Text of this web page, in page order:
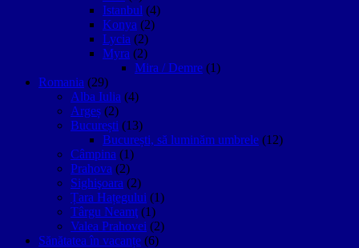
Istanbul (4)
Konya (2)
Lycia (2)
Myra (2)
Mira / Demre (1)
Romania (29)
Alba Iulia (4)
Argeș (2)
București (13)
București, să luminăm umbrele (12)
Câmpina (1)
Prahova (2)
Sighişoara (2)
Țara Hațegului (1)
Târgu Neamţ (1)
Valea Prahovei (2)
Sănătatea în vacanțe (6)